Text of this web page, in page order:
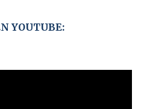
YOUTUBE: